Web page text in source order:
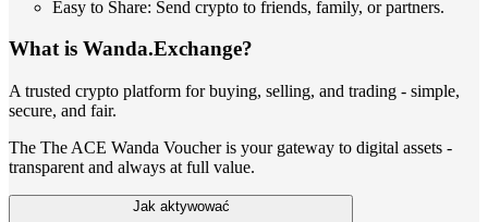
Easy to Share: Send crypto to friends, family, or partners.
What is Wanda.Exchange?
A trusted crypto platform for buying, selling, and trading - simple,
secure, and fair.
The The ACE Wanda Voucher is your gateway to digital assets -
transparent and always at full value.
Jak aktywować